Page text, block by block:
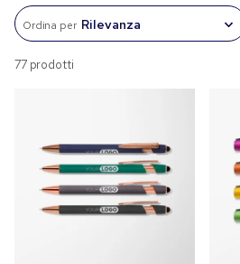
Ordina per
77 prodotti